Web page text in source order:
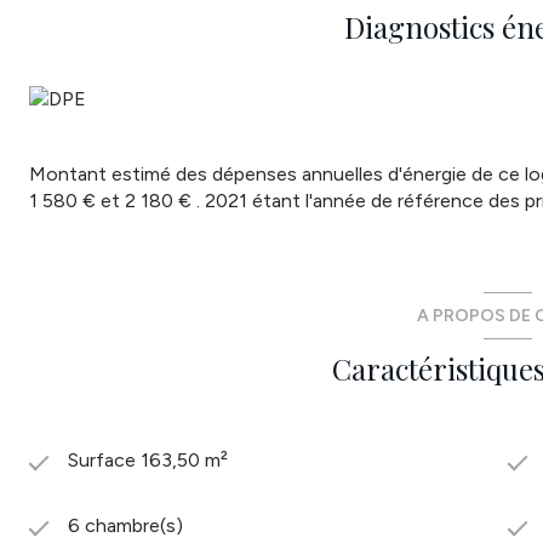
Diagnostics
Montant estimé des dépenses annuelles d'énergie de ce
1 580 € et 2 180 € . 2021 étant l'année de référence des
A PROPOS DE
Surface 163,50 m²
6 chambre(s)